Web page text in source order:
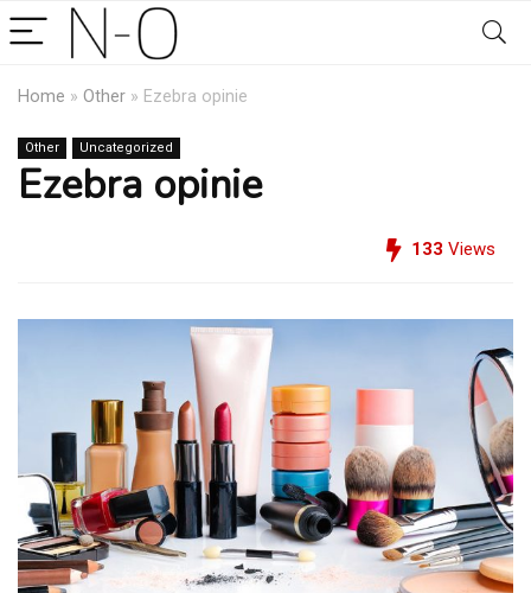
Home » Other » Ezebra opinie
Other Uncategorized
Ezebra opinie
133 Views